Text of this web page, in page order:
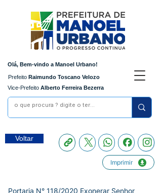
Olá, Bem-vindo a Manoel Urbano!
Prefeito Raimundo Toscano Velozo
Vice-Prefeito Alberto Ferreira Bezerra
Voltar
Imprimir
Portaria N° 118/2020 Exonerar Senhor